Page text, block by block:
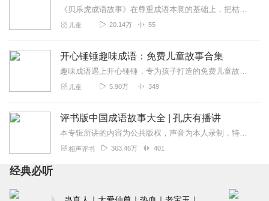
《贝乐虎成语故事》在尊重成语本意的基础上，把枯燥难懂的成语改编成一个个情节丰富、有趣又生动的情景故事。快乐听故事，轻松学成语。让孩子不仅可以在故事中学会成语，还...
儿童 20.14万 55
开心锤锤趣味成语：免费儿童故事合集
趣味成语遇上开心锤锤，专为孩子打造的免费儿童故事来啦！用轻松搞笑的剧情、简单易懂的语言，把成语知识融入精彩小故事中，边听边学、趣味满满，让孩子轻松记住成语、爱上...
儿童 5.90万 349
评书版中国成语故事大全 | 孔庆有播讲
本专辑所讲的内容为公共版权，声音为本人录制，特此声明！业余时间录制，尽量保证每天一集！微评书为您讲述成语起源的同时，每集一个定场诗，不重复！脱稿演绎！部分定场诗...
相声评书 363.46万 401
经典必听